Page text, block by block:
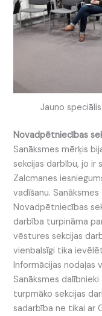
Jauno
Novadpētniecības
Sanāksmes mērķis
sekcijas darbību, jo ir
Zalcmanes
vadīšanu.
Novadpētniecības
darbība turpināma
vēstures sekcijas
vienbalsīgi tika
Informācijas nodaļas
Sanāksmes
turpmāko sekcijas
sadarbība ne tikai ar